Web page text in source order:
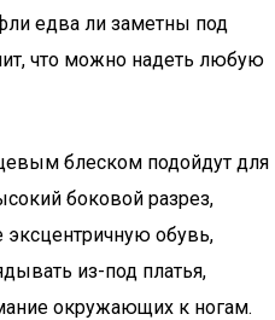
едва ли заметны под
что можно надеть любую
блеском подойдут для
боковой разрез,
обувь,
из-под платья,
окружающих к ногам.